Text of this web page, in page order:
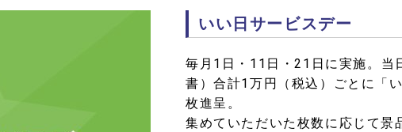
いい日サービスデー
毎月1日・11日・21日に実施。当
書）合計1万円（税込）ごとに「
枚進呈。
集めていただいた枚数に応じて景